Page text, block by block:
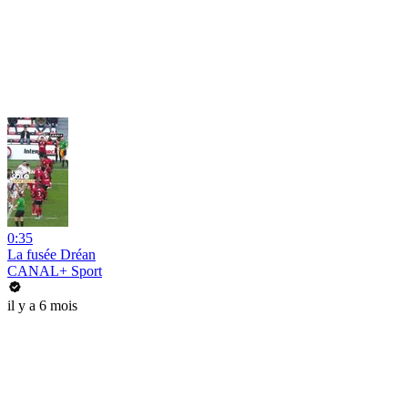
0:35
La fusée Dréan
CANAL+ Sport
il y a 6 mois